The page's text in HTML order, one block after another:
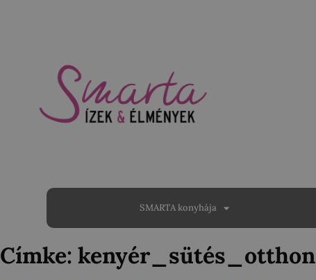
SMARTA konyhája
Címke: kenyér_sütés_otthon